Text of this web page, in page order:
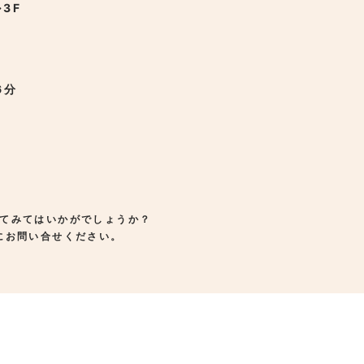
3F
みてはいかがでしょうか？
問い合せください。